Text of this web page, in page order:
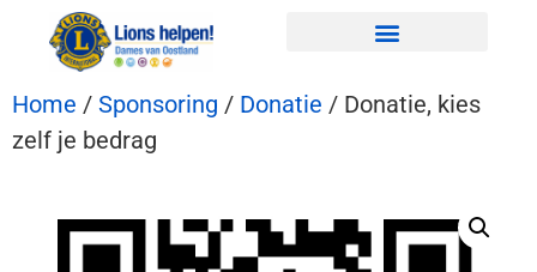
Home / Sponsoring / Donatie / Donatie, kies
zelf je bedrag